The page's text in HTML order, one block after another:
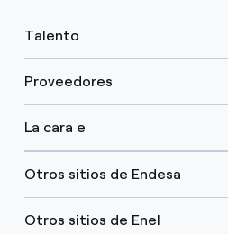
Talento
Proveedores
La cara e
Otros sitios de Endesa
Otros sitios de Enel